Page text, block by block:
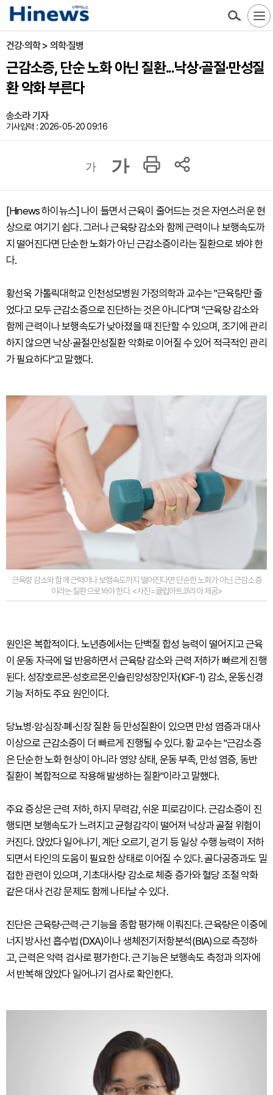
건강·의학 > 의학·질병
근감소증, 단순 노화 아닌 질환...낙상·골절·만성질
환 악화 부른다
송소라 기자
기사입력 : 2026-05-20 09:16
가 가
[Hinews 하이뉴스] 나이 들면서 근육이 줄어드는 것은 자연스러운 현
상으로 여기기 쉽다. 그러나 근육량 감소와 함께 근력이나 보행속도까
지 떨어진다면 단순한 노화가 아닌 근감소증이라는 질환으로 봐야 한
다.
황선욱 가톨릭대학교 인천성모병원 가정의학과 교수는 "근육량만 줄
었다고 모두 근감소증으로 진단하는 것은 아니다"며 "근육량 감소와
함께 근력이나 보행속도가 낮아졌을 때 진단할 수 있으며, 조기에 관리
하지 않으면 낙상·골절·만성질환 악화로 이어질 수 있어 적극적인 관리
가 필요하다"고 말했다.
근육량 감소와 함께 근력이나 보행속도까지 떨어진다면 단순한 노화가 아닌 근감소증
이라는 질환으로 봐야 한다. <사진=클립아트코리아 제공>
원인은 복합적이다. 노년층에서는 단백질 합성 능력이 떨어지고 근육
이 운동 자극에 덜 반응하면서 근육량 감소와 근력 저하가 빠르게 진행
된다. 성장호르몬·성호르몬·인슐린양성장인자(IGF-1) 감소, 운동신경
기능 저하도 주요 원인이다.
당뇨병·암·심장·폐·신장 질환 등 만성질환이 있으면 만성 염증과 대사
이상으로 근감소증이 더 빠르게 진행될 수 있다. 황 교수는 "근감소증
은 단순한 노화 현상이 아니라 영양 상태, 운동 부족, 만성 염증, 동반
질환이 복합적으로 작용해 발생하는 질환"이라고 말했다.
주요 증상은 근력 저하, 하지 무력감, 쉬운 피로감이다. 근감소증이 진
행되면 보행속도가 느려지고 균형감각이 떨어져 낙상과 골절 위험이
커진다. 앉았다 일어나기, 계단 오르기, 걷기 등 일상 수행 능력이 저하
되면서 타인의 도움이 필요한 상태로 이어질 수 있다. 골다공증과도 밀
접한 관련이 있으며, 기초대사량 감소로 체중 증가와 혈당 조절 악화
같은 대사 건강 문제도 함께 나타날 수 있다.
진단은 근육량·근력·근 기능을 종합 평가해 이뤄진다. 근육량은 이중에
너지 방사선 흡수법(DXA)이나 생체전기저항분석(BIA)으로 측정하
고, 근력은 악력 검사로 평가한다. 근 기능은 보행속도 측정과 의자에
서 반복해 앉았다 일어나기 검사로 확인한다.